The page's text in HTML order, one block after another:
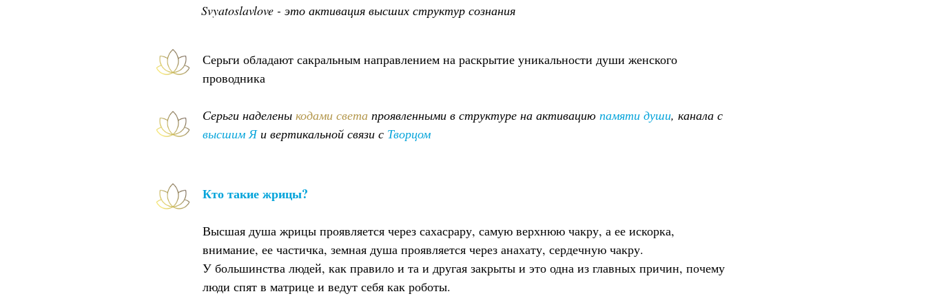
Svyatoslavlove - это активация высших структур сознания
Серьги обладают сакральным направлением на раскрытие уникальности души женского
проводника
Серьги наделены кодами света проявленными в структуре на активацию памяти души, канала с
высшим Яи вертикальной связи с Творцом
Кто такие жрицы?
Высшая душа жрицы проявляется через сахасрару, самую верхнюю чакру, а ее искорка,
внимание, ее частичка, земная душа проявляется через анахату, сердечную чакру.
У большинства людей, как правило и та и другая закрыты и это одна из главных причин, почему
люди спят в матрице и ведут себя как роботы.